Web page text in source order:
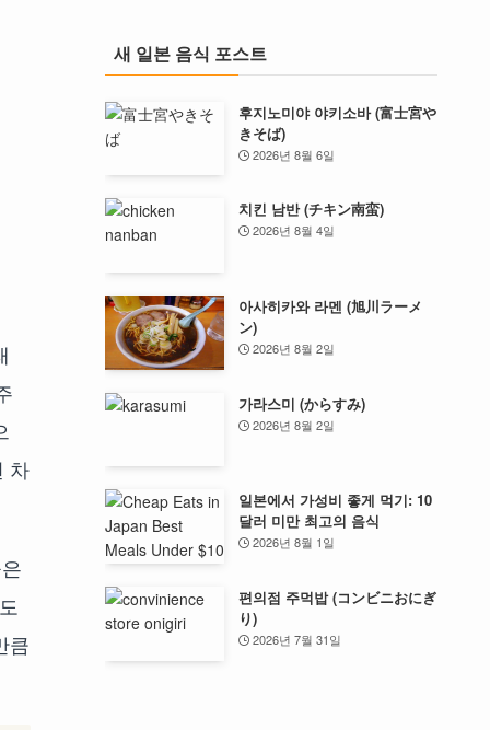
차
큼
새 일본 음식 포스트
후지노미야 야키소바 (富士宮や
きそば)
2026년 8월 6일
치킨 남반 (チキン南蛮)
2026년 8월 4일
아사히카와 라멘 (旭川ラーメ
ン)
2026년 8월 2일
가라스미 (からすみ)
2026년 8월 2일
일본에서 가성비 좋게 먹기: 10
달러 미만 최고의 음식
2026년 8월 1일
편의점 주먹밥 (コンビニおにぎ
り)
2026년 7월 31일